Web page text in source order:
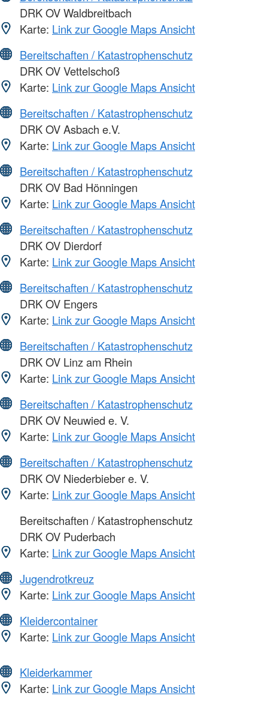
DRK OV Waldbreitbach
Karte: Link zur Google Maps Ansicht
Bereitschaften / Katastrophenschutz
DRK OV Vettelschoß
Karte: Link zur Google Maps Ansicht
Bereitschaften / Katastrophenschutz
DRK OV Asbach e.V.
Karte: Link zur Google Maps Ansicht
Bereitschaften / Katastrophenschutz
DRK OV Bad Hönningen
Karte: Link zur Google Maps Ansicht
Bereitschaften / Katastrophenschutz
DRK OV Dierdorf
Karte: Link zur Google Maps Ansicht
Bereitschaften / Katastrophenschutz
DRK OV Engers
Karte: Link zur Google Maps Ansicht
Bereitschaften / Katastrophenschutz
DRK OV Linz am Rhein
Karte: Link zur Google Maps Ansicht
Bereitschaften / Katastrophenschutz
DRK OV Neuwied e. V.
Karte: Link zur Google Maps Ansicht
Bereitschaften / Katastrophenschutz
DRK OV Niederbieber e. V.
Karte: Link zur Google Maps Ansicht
Bereitschaften / Katastrophenschutz
DRK OV Puderbach
Karte: Link zur Google Maps Ansicht
Jugendrotkreuz
Karte: Link zur Google Maps Ansicht
Kleidercontainer
Karte: Link zur Google Maps Ansicht
Kleiderkammer
Karte: Link zur Google Maps Ansicht